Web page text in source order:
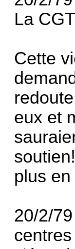
La
Cette
eux et
plus en
20/2/